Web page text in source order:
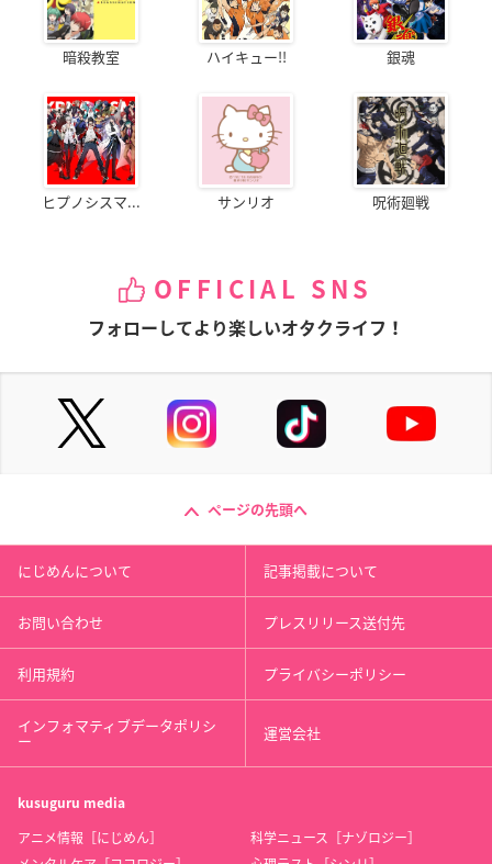
暗殺教室 ハイキュー!! 銀魂
ヒプノシスマ... サンリオ 呪術廻戦
OFFICIAL SNS
フォローしてより楽しいオタクライフ！
ページの先頭へ
にじめんについて 記事掲載について
お問い合わせ プレスリリース送付先
利用規約 プライバシーポリシー
インフォマティブデータポリシ
ー 運営会社
kusuguru media
アニメ情報［にじめん］
科学ニュース［ナゾロジー］